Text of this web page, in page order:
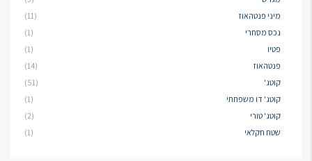
מיני פנטהאוז
(11)
נכס מסחרי
(1)
פטיו
(1)
פנטהאוז
(14)
קוטג'
(51)
קוטג' דו משפחתי
(1)
קוטג' טורי
(2)
שטח חקלאי
(1)